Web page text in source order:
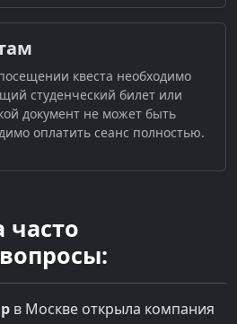
квеста необходимо
студенческий билет или
документ не может быть
оплатить сеанс полностью.
часто
в Москве открыла компания